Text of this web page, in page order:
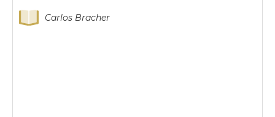
Carlos Bracher